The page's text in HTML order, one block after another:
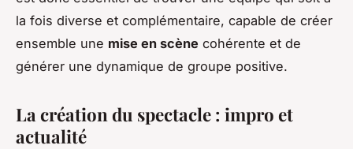
la fois diverse et complémentaire, capable de créer
ensemble une mise en scène cohérente et de
générer une dynamique de groupe positive.
La création du spectacle : impro et
actualité